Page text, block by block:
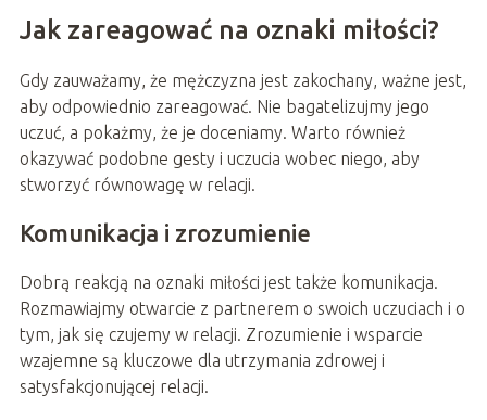
Jak zareagować na oznaki miłości?
Gdy zauważamy, że mężczyzna jest zakochany, ważne jest,
aby odpowiednio zareagować. Nie bagatelizujmy jego
uczuć, a pokażmy, że je doceniamy. Warto również
okazywać podobne gesty i uczucia wobec niego, aby
stworzyć równowagę w relacji.
Komunikacja i zrozumienie
Dobrą reakcją na oznaki miłości jest także komunikacja.
Rozmawiajmy otwarcie z partnerem o swoich uczuciach i o
tym, jak się czujemy w relacji. Zrozumienie i wsparcie
wzajemne są kluczowe dla utrzymania zdrowej i
satysfakcjonującej relacji.